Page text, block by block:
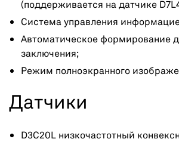
(поддерживается на датчике
Система управления
Автоматическое формирование
заключения;
Режим полноэкранного
Датчики
D3C20L низкочастотный